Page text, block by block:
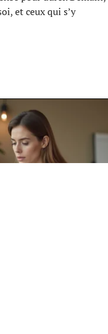
et ceux qui s’y